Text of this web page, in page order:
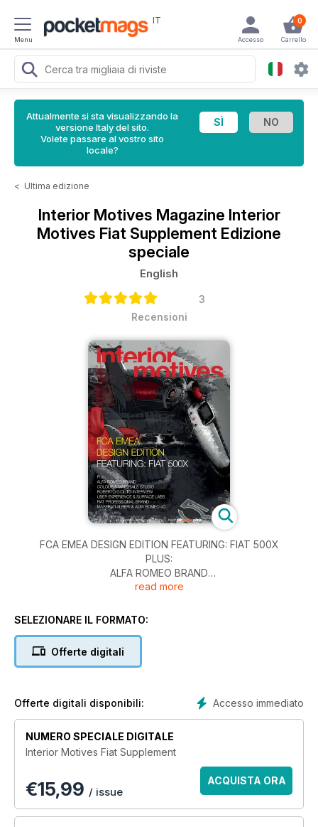
Menu
IT 0
Carrello
Accesso
Attualmente si sta visualizzando la
versione Italy del sito.
Volete passare al vostro sito
locale?
< Ultima edizione
Interior Motives Magazine Interior
Motives Fiat Supplement Edizione
speciale
English
3
Recensioni
FCA EMEA DESIGN EDITION FEATURING: FIAT 500X
PLUS:
ALFA ROMEO BRAND
COLOUR & MATERIALS STUDIO
USER EXPERIENCE & SURFACE LABS
ALFA ROMEO 4C
read more
SELEZIONARE IL FORMATO:
Offerte digitali
Accesso immediato
Offerte digitali disponibili:
NUMERO SPECIALE DIGITALE
Interior Motives Fiat Supplement
€15,99 / issue
ACQUISTA ORA